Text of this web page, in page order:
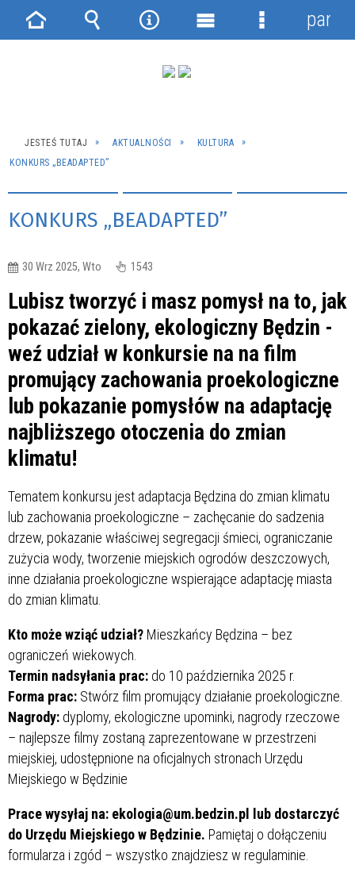
JESTEŚ TUTAJ AKTUALNOŚCI
KULTURA
KONKURS „BEADAPTED”
KONKURS „BEADAPTED”
30 Wrz 2025, Wto 1543
Lubisz tworzyć i masz pomysł na to, jak
pokazać zielony, ekologiczny Będzin -
weź udział w konkursie na na film
promujący zachowania proekologiczne
lub pokazanie pomysłów na adaptację
najbliższego otoczenia do zmian
klimatu!
Tematem konkursu jest adaptacja Będzina do zmian klimatu
lub zachowania proekologiczne – zachęcanie do sadzenia
drzew, pokazanie właściwej segregacji śmieci, ograniczanie
zużycia wody, tworzenie miejskich ogrodów deszczowych,
inne działania proekologiczne wspierające adaptację miasta
do zmian klimatu.
Kto może wziąć udział? Mieszkańcy Będzina – bez
ograniczeń wiekowych.
Termin nadsyłania prac: do 10 października 2025 r.
Forma prac: Stwórz film promujący działanie proekologiczne.
Nagrody: dyplomy, ekologiczne upominki, nagrody rzeczowe
– najlepsze filmy zostaną zaprezentowane w przestrzeni
miejskiej, udostępnione na oficjalnych stronach Urzędu
Miejskiego w Będzinie
Prace wysyłaj na: ekologia@um.bedzin.pl lub dostarczyć
do Urzędu Miejskiego w Będzinie. Pamiętaj o dołączeniu
formularza i zgód – wszystko znajdziesz w regulaminie.
Strona Wyszukiwarka
NarzędziaMenu
Menu
panel